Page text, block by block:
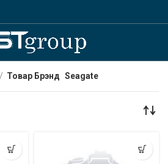
Товар Брэнд Seagate